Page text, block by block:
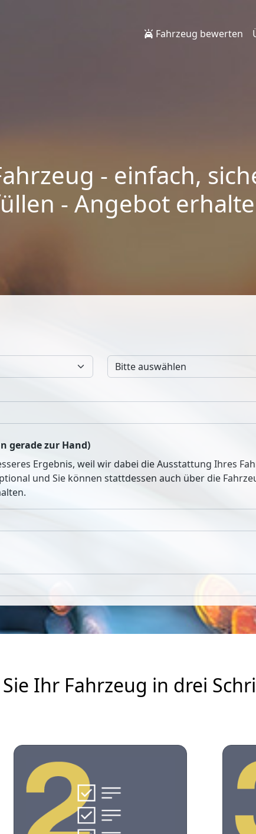
Fahrzeug bewerten
- einfach,
- Angebot
gerade zur Hand)
Ergebnis, weil wir dabei die Ausstattung Ihres
und Sie können stattdessen auch über die
Ihr Fahrzeug in drei